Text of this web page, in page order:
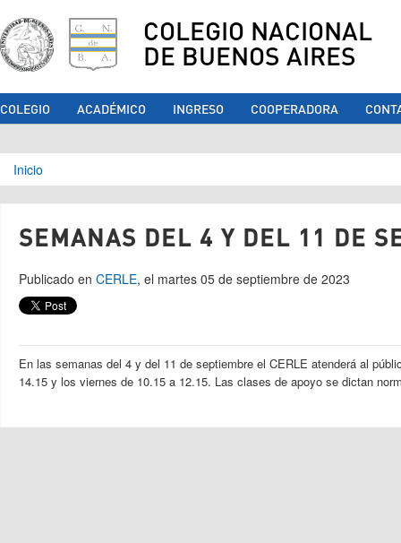
COLEGIO NACIONAL
DE BUENOS AIRES
COLEGIO ACADÉMICO INGRESO COOPERADORA
Se encuentra usted aquí
Inicio
SEMANAS DEL 4 Y DEL 11 DE
Publicado en CERLE, el martes 05 de septiembre de 2023
En las semanas del 4 y del 11 de septiembre el CERLE atenderá al
14.15 y los viernes de 10.15 a 12.15. Las clases de apoyo se dictan